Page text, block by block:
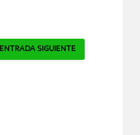
ENTRADA SIGUIENTE